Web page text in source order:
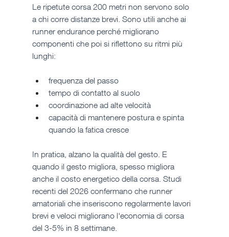
Le ripetute corsa 200 metri non servono solo
a chi corre distanze brevi. Sono utili anche ai
runner endurance perché migliorano
componenti che poi si riflettono su ritmi più
lunghi:
frequenza del passo
tempo di contatto al suolo
coordinazione ad alte velocità
capacità di mantenere postura e spinta
quando la fatica cresce
In pratica, alzano la qualità del gesto. E
quando il gesto migliora, spesso migliora
anche il costo energetico della corsa. Studi
recenti del 2026 confermano che runner
amatoriali che inseriscono regolarmente lavori
brevi e veloci migliorano l'economia di corsa
del 3-5% in 8 settimane.